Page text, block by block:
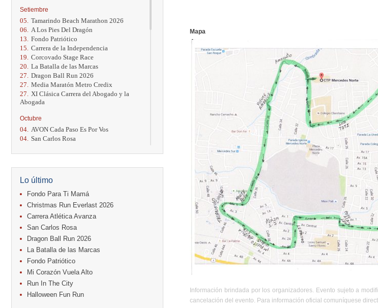
Setiembre
05. Tamarindo Beach Marathon 2026
06.
A Los Pies Del Dragón
13. Fondo Patriótico
15. Carrera de la Independencia
19. Corcovado Stage Race
20. La Batalla de las Marcas
27. Dragon Ball Run 2026
27. Media Maratón Metro Credix
27.
XI Clásica Carrera del Abogado y la
Abogada
Octubre
04. AVON Cada Paso Es Por Vos
04. San Carlos Rosa
11. Run In The City
Caribe Paradise Run
18. Casa Turire Trail Run
18. Warriors Run Circuit
18. Samsung Jacó Beach Half Marathon
25. KRun by Under Armour
25. Run Alajuela
31. Halloween Fun Run
Noviembre
08. Lindora Run
15. Entre Pan y Rosas
Diciembre
Lo último
Fondo Para Ti Mamá
Christmas Run Everlast 2026
Carrera Atlética Avanza
San Carlos Rosa
Dragon Ball Run 2026
La Batalla de las Marcas
Fondo Patriótico
Mi Corazón Vuela Alto
Run In The City
Halloween Fun Run
Mapa
Información brindada por los organizadores. Evento sujeto a
cancelación del evento. Para información oficial comuníquese